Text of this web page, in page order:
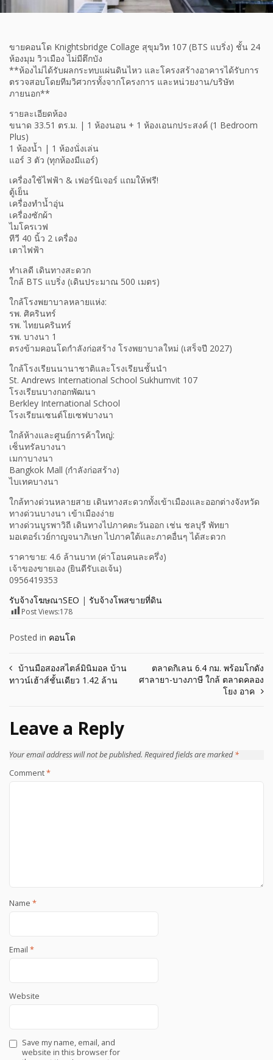
ขายคอนโด Knightsbridge Collage สุขุมวิท 107 (BTS แบริ่ง) ชั้น 24
ห้องมุม วิวเมือง ไม่มีตึกบัง
**ห้องไม่ได้รับผลกระทบแผ่นดินไหว และโครงสร้างอาคารได้รับการ
ตรวจสอบโดยทีมวิศวกรทั้งจากโครงการ และหน่วยงาน/บริษัท
ภายนอก**
รายละเอียดห้อง
ขนาด 33.51 ตร.ม. | 1 ห้องนอน + 1 ห้องเอนกประสงค์ (1 Bedroom
Plus)
1 ห้องน้ำ | 1 ห้องนั่งเล่น
แอร์ 3 ตัว (ทุกห้องมีแอร์)
เครื่องใช้ไฟฟ้า & เฟอร์นิเจอร์ แถมให้ฟรี!
ตู้เย็น
เครื่องทำน้ำอุ่น
เครื่องซักผ้า
ไมโครเวฟ
ทีวี 40 นิ้ว 2 เครื่อง
เตาไฟฟ้า
ทำเลดี เดินทางสะดวก
ใกล้ BTS แบริ่ง (เดินประมาณ 500 เมตร)
ใกล้โรงพยาบาลหลายแห่ง:
รพ. ศิครินทร์
รพ. ไทยนครินทร์
รพ. บางนา 1
ตรงข้ามคอนโดกำลังก่อสร้าง โรงพยาบาลใหม่ (เสร็จปี 2027)
ใกล้โรงเรียนนานาชาติและโรงเรียนชั้นนำ
St. Andrews International School Sukhumvit 107
โรงเรียนบางกอกพัฒนา
Berkley International School
โรงเรียนเซนต์โยเซฟบางนา
ใกล้ห้างและศูนย์การค้าใหญ่:
เซ็นทรัลบางนา
เมกาบางนา
Bangkok Mall (กำลังก่อสร้าง)
ไบเทคบางนา
ใกล้ทางด่วนหลายสาย เดินทางสะดวกทั้งเข้าเมืองและออกต่างจังหวัด
ทางด่วนบางนา เข้าเมืองง่าย
ทางด่วนบูรพาวิถี เดินทางไปภาคตะวันออก เช่น ชลบุรี พัทยา
มอเตอร์เวย์กาญจนาภิเษก ไปภาคใต้และภาคอื่นๆ ได้สะดวก
ราคาขาย: 4.6 ล้านบาท (ค่าโอนคนละครึ่ง)
เจ้าของขายเอง (ยินดีรับเอเจ้น)
0956419353
รับจ้างโฆษณาSEO | รับจ้างโพสขายที่ดิน
Post Views:178
Posted in คอนโด
Post
บ้านมือสองสไตล์มินิมอล บ้าน
ทาวน์เฮ้าส์ชั้นเดียว 1.42 ล้าน
ตลาดกิเลน 6.4 กม. พร้อมโกดัง
ศาลายา-บางภาษี ใกล้ ตลาดคลอง
โยง อาค
Leave a Reply
Your email address will not be published. Required fields are marked*
Comment*
Name *
Email *
Website
Save my name, email, and
website in this browser for